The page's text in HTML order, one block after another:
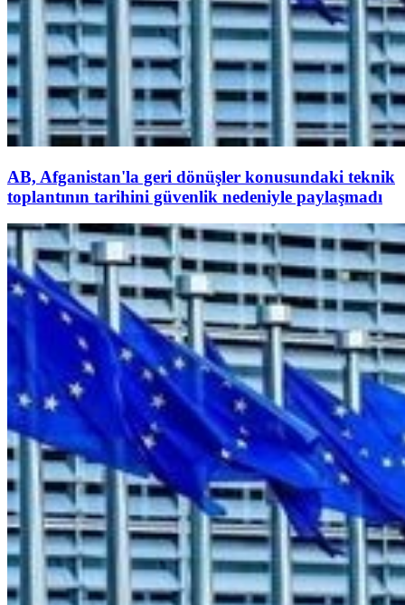
AB, Afganistan'la geri dönüşler konusundaki teknik
toplantının tarihini güvenlik nedeniyle paylaşmadı